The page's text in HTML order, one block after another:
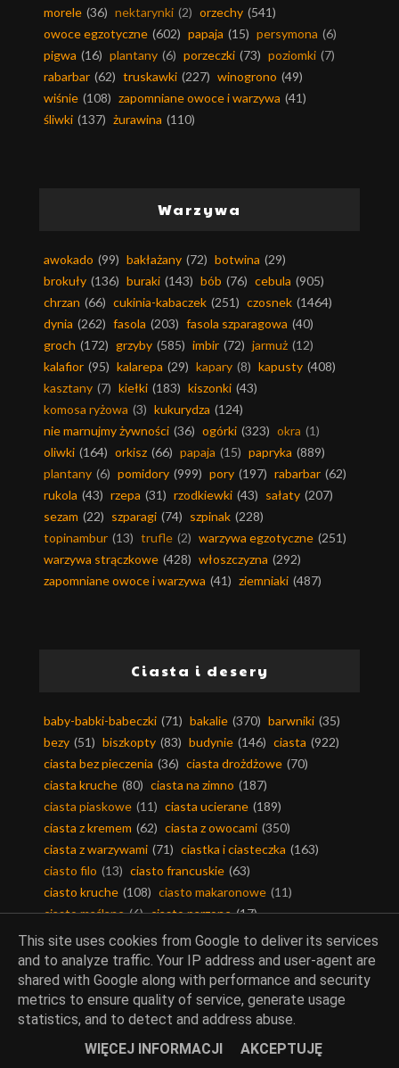
morele (36) nektarynki (2) orzechy (541)
owoce egzotyczne (602) papaja (15) persymona (6)
pigwa (16) plantany (6) porzeczki (73) poziomki (7)
rabarbar (62) truskawki (227) winogrono (49)
wiśnie (108) zapomniane owoce i warzywa (41)
śliwki (137) żurawina (110)
Warzywa
awokado (99) bakłażany (72) botwina (29)
brokuły (136) buraki (143) bób (76) cebula (905)
chrzan (66) cukinia-kabaczek (251) czosnek (1464)
dynia (262) fasola (203) fasola szparagowa (40)
groch (172) grzyby (585) imbir (72) jarmuż (12)
kalafior (95) kalarepa (29) kapary (8) kapusty (408)
kasztany (7) kiełki (183) kiszonki (43)
komosa ryżowa (3) kukurydza (124)
nie marnujmy żywności (36) ogórki (323) okra (1)
oliwki (164) orkisz (66) papaja (15) papryka (889)
plantany (6) pomidory (999) pory (197) rabarbar (62)
rukola (43) rzepa (31) rzodkiewki (43) sałaty (207)
sezam (22) szparagi (74) szpinak (228)
topinambur (13) trufle (2) warzywa egzotyczne (251)
warzywa strączkowe (428) włoszczyzna (292)
zapomniane owoce i warzywa (41) ziemniaki (487)
Ciasta i desery
baby-babki-babeczki (71) bakalie (370) barwniki (35)
bezy (51) biszkopty (83) budynie (146) ciasta (922)
ciasta bez pieczenia (36) ciasta drożdżowe (70)
ciasta kruche (80) ciasta na zimno (187)
ciasta piaskowe (11) ciasta ucierane (189)
ciasta z kremem (62) ciasta z owocami (350)
ciasta z warzywami (71) ciastka i ciasteczka (163)
ciasto filo (13) ciasto francuskie (63)
ciasto kruche (108) ciasto makaronowe (11)
ciasto maślane (6) ciasto parzone (17)
ciasto półfrancuskie (5) ciasto twarogowe (4)
ciasto yufka (3) ciasto ziemniaczane (6)
cukier smakowy (80) cukierki-czekoladki (11)
czekolada (258) desery (1331)
dodatki do wypieków (368) galaretki (173)
jabłeczniki-szarlotki (67) kakao (180) karob (19)
This site uses cookies from Google to deliver its services
and to analyze traffic. Your IP address and user-agent are
shared with Google along with performance and security
metrics to ensure quality of service, generate usage
statistics, and to detect and address abuse.
WIĘCEJ INFORMACJI
AKCEPTUJĘ